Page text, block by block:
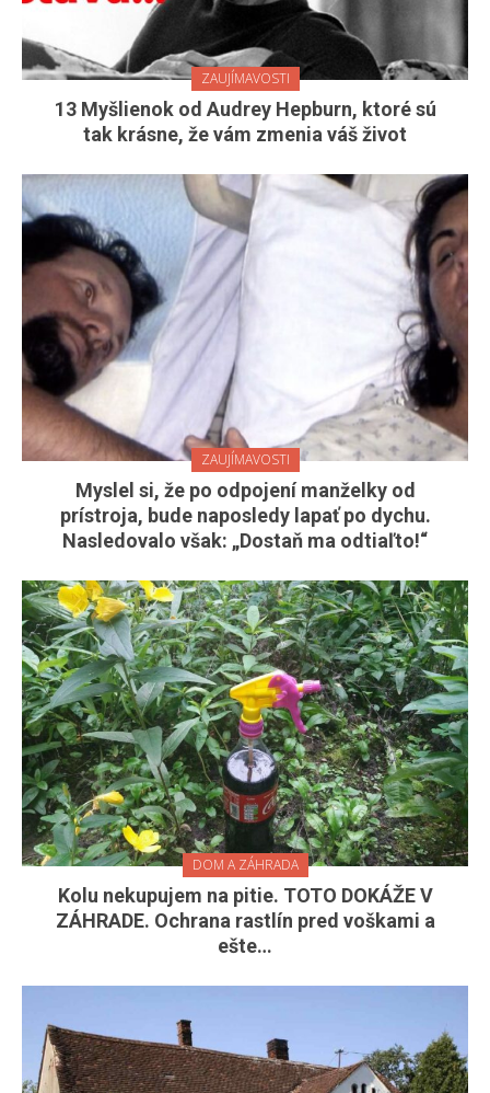
ZAUJÍMAVOSTI
13 Myšlienok od Audrey Hepburn, ktoré sú
tak krásne, že vám zmenia váš život
ZAUJÍMAVOSTI
Myslel si, že po odpojení manželky od
prístroja, bude naposledy lapať po dychu.
Nasledovalo však: „Dostaň ma odtiaľto!“
DOM A ZÁHRADA
Kolu nekupujem na pitie. TOTO DOKÁŽE V
ZÁHRADE. Ochrana rastlín pred voškami a
ešte…